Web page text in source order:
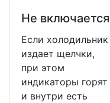
Не включается
Если холодильник
издает щелчки,
при этом
индикаторы горят
и внутри есть